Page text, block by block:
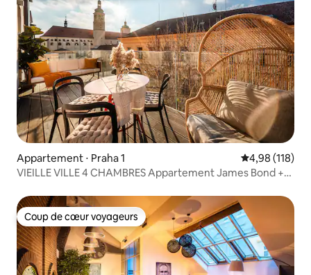
Appartement ⋅ Praha 1 Évaluation
4,98 (118)
VIEILLE VILLE 4 CHAMBRES Appartement James Bond +
Coup de cœur voyageurs
Coup de cœur voyageurs